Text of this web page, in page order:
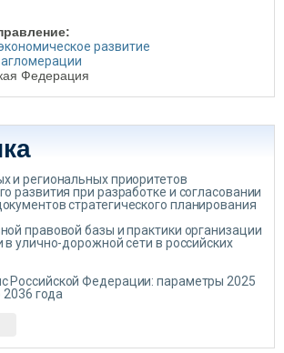
развитие
агломерации
Федерация
и региональных приоритетов
развития при разработке и согласовании
стратегического планирования
правовой базы и практики организации
в улично-дорожной сети в российских
Российской Федерации: параметры 2025
2036 года